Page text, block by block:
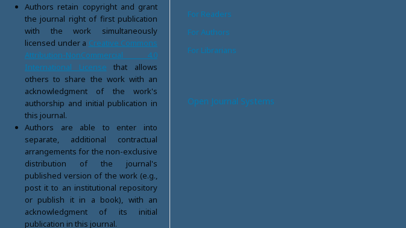
Authors retain copyright and grant
the journal right of first publication
with the work simultaneously
licensed under a Creative Commons
Attribution-NonCommercial 4.0
International License that allows
others to share the work with an
acknowledgment of the work's
authorship and initial publication in
this journal.
Authors are able to enter into
separate, additional contractual
arrangements for the non-exclusive
distribution of the journal's
published version of the work (e.g.,
post it to an institutional repository
or publish it in a book), with an
acknowledgment of its initial
publication in this journal.
For Readers
For Authors
For Librarians
Open Journal Systems